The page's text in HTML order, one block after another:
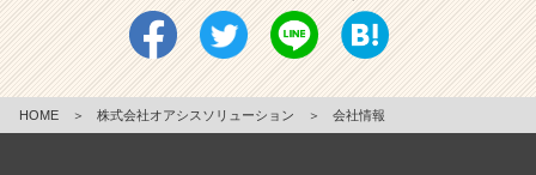
HOME ＞ 株式会社オアシスソリューション ＞ 会社情報